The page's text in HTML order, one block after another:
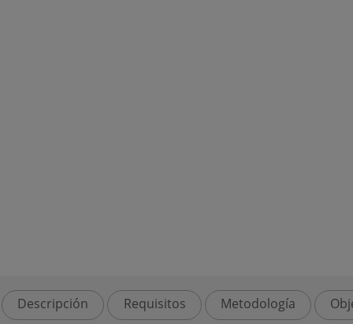
Descripción Requisitos Metodología